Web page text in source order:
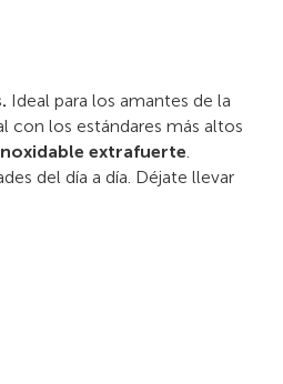
Ideal para los amantes de la
con los estándares más altos
extrafuerte.
del día a día. Déjate llevar